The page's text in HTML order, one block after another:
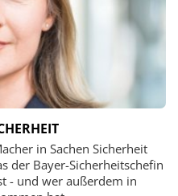
in Sachen Sicherheit
der Bayer-Sicherheitschefin
- und wer außerdem in